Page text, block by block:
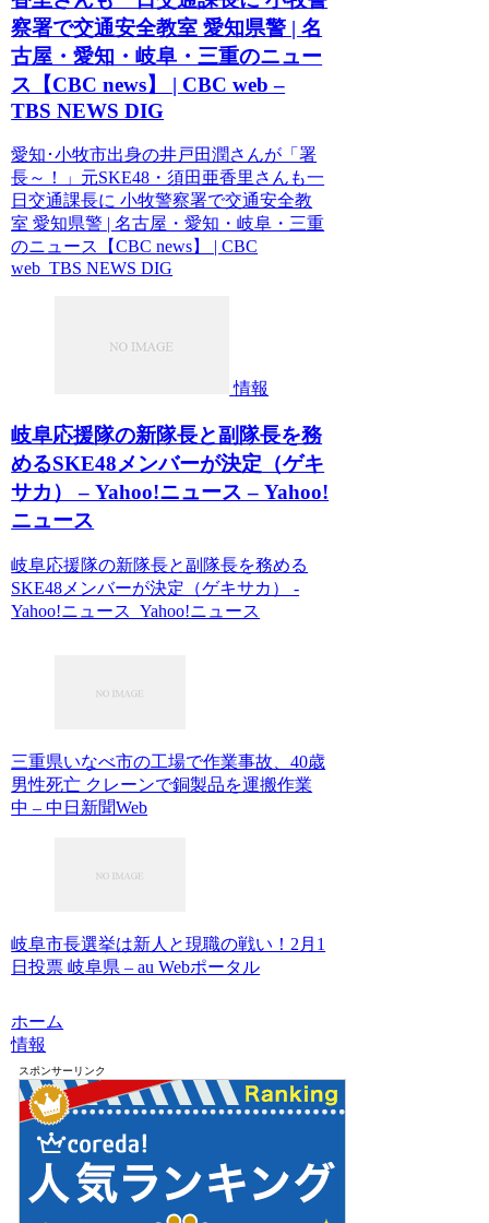
察署で交通安全教室 愛知県警 | 名
古屋・愛知・岐阜・三重のニュー
ス【CBC news】 | CBC web –
TBS NEWS DIG
愛知･小牧市出身の井戸田潤さんが「署
長～！」元SKE48・須田亜香里さんも一
日交通課長に 小牧警察署で交通安全教
室 愛知県警 | 名古屋・愛知・岐阜・三重
のニュース【CBC news】 | CBC
web TBS NEWS DIG
情報
岐阜応援隊の新隊長と副隊長を務
めるSKE48メンバーが決定（ゲキ
サカ） – Yahoo!ニュース – Yahoo!
ニュース
岐阜応援隊の新隊長と副隊長を務める
SKE48メンバーが決定（ゲキサカ） -
Yahoo!ニュース Yahoo!ニュース
三重県いなべ市の工場で作業事故、40歳
男性死亡 クレーンで銅製品を運搬作業
中 – 中日新聞Web
岐阜市長選挙は新人と現職の戦い！2月1
日投票 岐阜県 – au Webポータル
ホーム
情報
スポンサーリンク